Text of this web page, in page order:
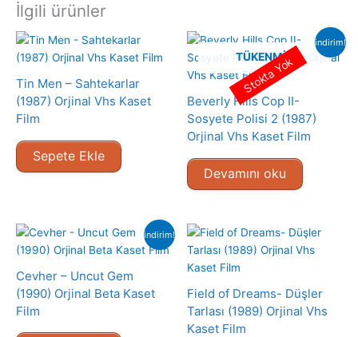
İlgili ürünler
Tin Men – Sahtekarlar
(1987) Orjinal Vhs Kaset
Film
Sepete Ekle
indirim!
TÜKENMIŞ
Beverly Hills Cop II-
Sosyete Polisi 2 (1987)
Orjinal Vhs Kaset Film
Devamını oku
Stokta Yok
indirim!
Cevher – Uncut Gem
(1990) Orjinal Beta Kaset
Film
Field of Dreams- Düşler
Tarlası (1989) Orjinal Vhs
Kaset Film